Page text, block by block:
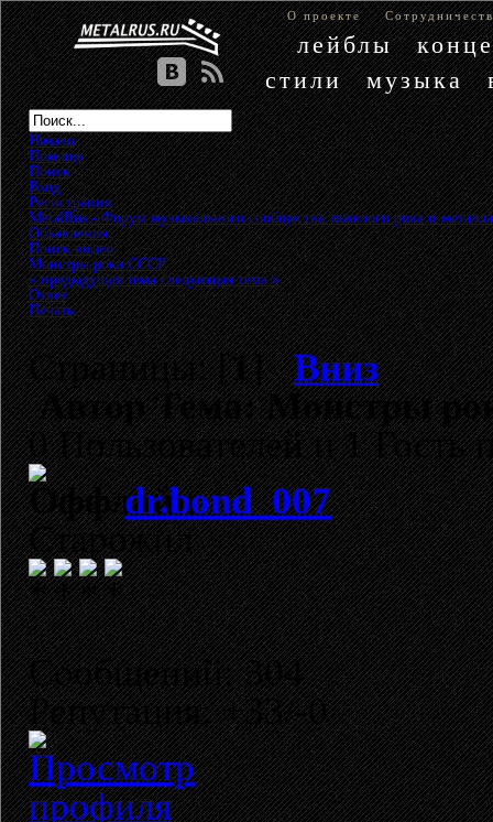
О проекте
лейблы
стили
музыка
Начало
Помощь
Поиск
Вход
Регистрация
MetalRus - Форум музыкального сообщества тяжелого рока и металла
Объявления»
Поиск видео»
Монстры рока СССР
« предыдущая тема следующая тема »
Ответ
Печать
Страницы: [1]Вниз
АвторТема: Монстры
0 Пользователей и 1 Гость
dr.bond_007
Старожил
Сообщений: 304
Репутация: +33/-0